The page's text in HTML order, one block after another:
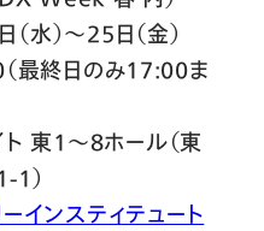
水）～25日（金）
最終日のみ17:00ま
東1～8ホール（東
1）
インスティテュート